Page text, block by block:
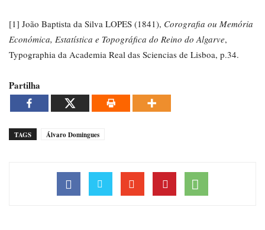
[1] João Baptista da Silva LOPES (1841), Corografia ou Memória
Económica, Estatística e Topográfica do Reino do Algarve,
Typographia da Academia Real das Sciencias de Lisboa, p.34.
Partilha
TAGS Álvaro Domingues